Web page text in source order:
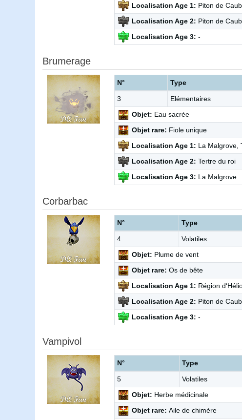
Localisation Age 1: Piton de
Localisation Age 2: Piton de
Localisation Age 3: -
Brumerage
N° Type
3 Elémentaires
Objet: Eau sacrée
Objet rare: Fiole unique
Localisation Age 1: La Malgrove,
Localisation Age 2: Tertre du roi
Localisation Age 3: La Malgrove
Corbarbac
N° Type
4 Volatiles
Objet: Plume de vent
Objet rare: Os de bête
Localisation Age 1: Région
Localisation Age 2: Piton de
Localisation Age 3: -
Vampivol
N° Type
5 Volatiles
Objet: Herbe médicinale
Objet rare: Aile de chimère